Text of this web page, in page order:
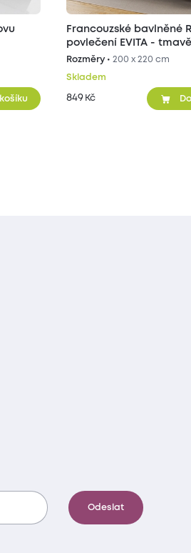
Francouzské bavlněné
povlečení EVITA -
Rozměry • 200 x 220 cm
Skladem
849 Kč
Odeslat